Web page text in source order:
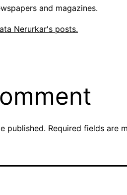
and magazines.
Nerurkar's posts.
published. Required fields are